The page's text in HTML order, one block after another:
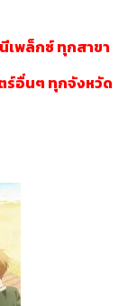
เพล็กซ์ ทุกสาขา
ร์อื่นๆ ทุกจังหวัด